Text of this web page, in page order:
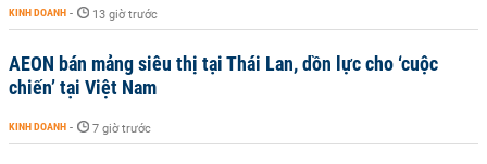
KINH DOANH - 13 giờ trước
AEON bán mảng siêu thị tại Thái Lan, dồn lực cho ‘cuộc
chiến’ tại Việt Nam
KINH DOANH - 7 giờ trước